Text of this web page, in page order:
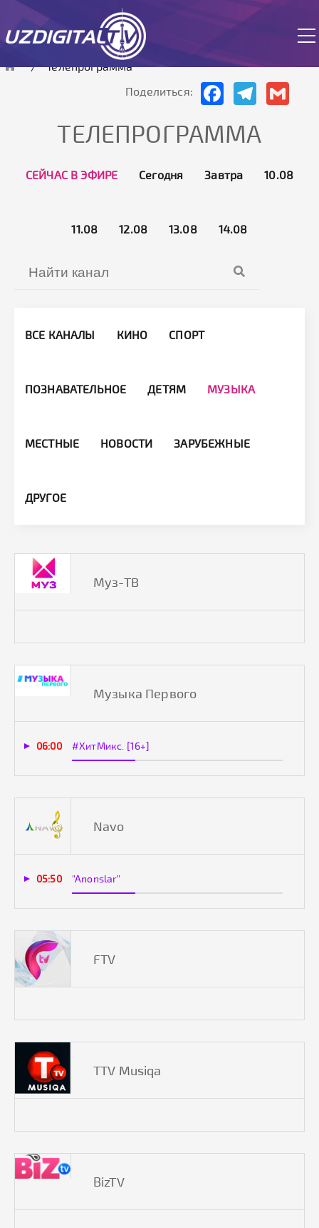
Cайт работает в тестовом режиме.
Телепрограмма
Поделиться:
FacebookTelegram
ТЕЛЕПРОГРАММА
СЕЙЧАС В ЭФИРЕ Сегодня Завтра 10.08
11.08 12.08 13.08 14.08
ВСЕ КАНАЛЫ КИНО СПОРТ
ПОЗНАВАТЕЛЬНОЕ ДЕТЯМ МУЗЫКА
МЕСТНЫЕ НОВОСТИ ЗАРУБЕЖНЫЕ
ДРУГОЕ
Муз-ТВ
Музыка Первого
06:00 #ХитМикс. [16+]
Navo
05:50 "Anonslar"
FTV
TTV Musiqa
BizTV